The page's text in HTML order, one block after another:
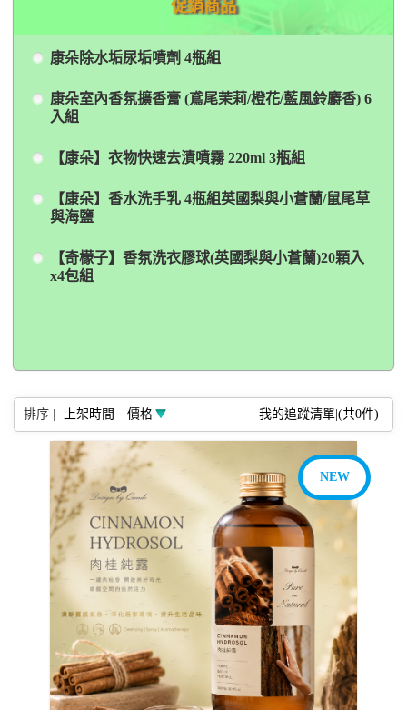
促銷商品
康朵除水垢尿垢噴劑 4瓶組
康朵室內香氛擴香膏 (鳶尾茉莉/橙花/藍風鈴麝香) 6
入組
【康朵】衣物快速去漬噴霧 220ml 3瓶組
【康朵】香水洗手乳 4瓶組英國梨與小蒼蘭/鼠尾草
與海鹽
【奇檬子】香氛洗衣膠球(英國梨與小蒼蘭)20顆入
x4包組
排序 | 上架時間 價格 我的追蹤清單|(共0件)
NEW